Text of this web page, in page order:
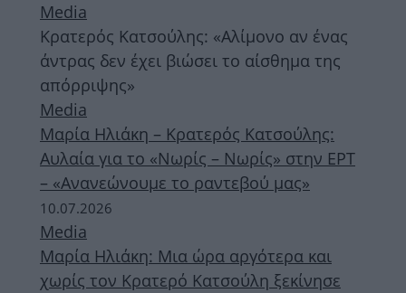
Media
Κρατερός Κατσούλης: «Αλίμονο αν ένας
άντρας δεν έχει βιώσει το αίσθημα της
απόρριψης»
Media
Μαρία Ηλιάκη – Κρατερός Κατσούλης:
Αυλαία για το «Νωρίς – Νωρίς» στην ΕΡΤ
– «Ανανεώνουμε το ραντεβού μας»
10.07.2026
Media
Μαρία Ηλιάκη: Μια ώρα αργότερα και
χωρίς τον Κρατερό Κατσούλη ξεκίνησε